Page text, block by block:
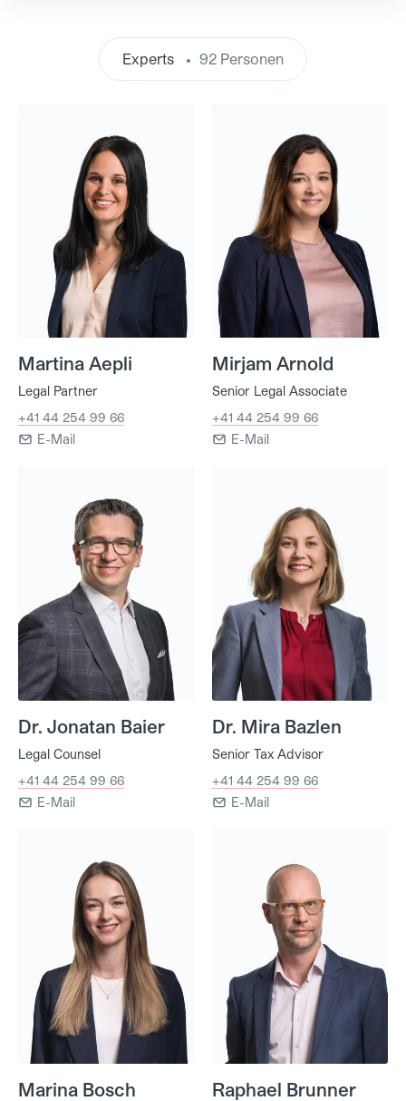
Experts 92 Personen
Martina Aepli
Legal Partner
+41 44 254 99 66
E-Mail
Mirjam Arnold
Senior Legal Associate
+41 44 254 99 66
E-Mail
Dr. Jonatan Baier
Legal Counsel
+41 44 254 99 66
E-Mail
Dr. Mira Bazlen
Senior Tax Advisor
+41 44 254 99 66
E-Mail
Marina Bosch Raphael Brunner